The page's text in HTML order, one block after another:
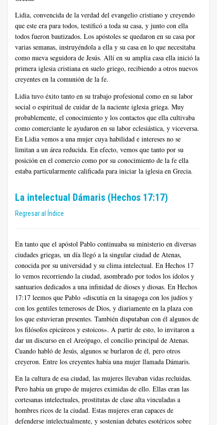
Lidia, convencida de la verdad del evangelio cristiano y creyendo
que este era para todos, testificó a toda su casa, y junto con ella
todos fueron bautizados. Los apóstoles se quedaron en su casa por
varias semanas, instruyéndola a ella y su casa en lo que necesitaba
como nueva seguidora de Jesús. Allí en su amplia casa ella inició la
primera iglesia cristiana en suelo griego, recibiendo a otros nuevos
creyentes en la comunión de la fe.
Lidia tuvo éxito tanto en su trabajo profesional como en su labor
social o espiritual de cuidar de la naciente iglesia griega. Muy
probablemente, el conocimiento y los contactos que ella cultivaba
como comerciante le ayudaron en su labor eclesiástica, y viceversa.
En Lidia vemos a una mujer cuya habilidad e intereses no se
limitan a un área reducida. En efecto, vemos que tanto por su
posición en el comercio como por su conocimiento de la fe ella
estaba particularmente calificada para iniciar la iglesia en Grecia.
La intelectual Dámaris (Hechos 17:17)
Regresar al Índice
En tanto que el apóstol Pablo continuaba su ministerio en diversas
ciudades griegas, un día llegó a la singular ciudad de Atenas,
conocida por su universidad y su clima intelectual. En Hechos 17
lo vemos recorriendo la ciudad, asombrado por todos los ídolos y
santuarios dedicados a una infinidad de dioses y diosas. En Hechos
17:17 leemos que Pablo «discutía en la sinagoga con los judíos y
con los gentiles temerosos de Dios, y diariamente en la plaza con
los que estuvieran presentes. También disputaban con él algunos de
los filósofos epicúreos y estoicos». A partir de esto, lo invitaron a
dar un discurso en el Areópago, el concilio principal de Atenas.
Cuando habló de Jesús, algunos se burlaron de él, pero otros
creyeron. Entre los creyentes había una mujer llamada Dámaris.
En la cultura de esa ciudad, las mujeres llevaban vidas recluidas.
Pero había un grupo de mujeres eximidas de ello. Ellas eran las
cortesanas intelectuales, prostitutas de clase alta vinculadas a
hombres ricos de la ciudad. Estas mujeres eran capaces de
defenderse intelectualmente, y sostenían debates esotéricos sobre